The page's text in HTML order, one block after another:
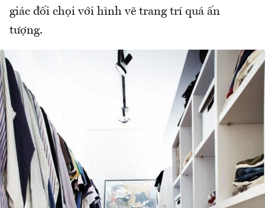
giác đối chọi với hình vẽ trang trí quá ấn
tượng.